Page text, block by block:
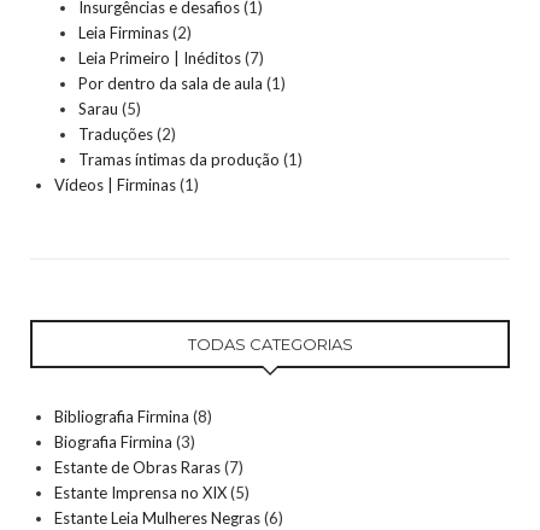
Insurgências e desafios(1)
Leia Firminas(2)
Leia Primeiro | Inéditos(7)
Por dentro da sala de aula (1)
Sarau (5)
Traduções(2)
Tramas íntimas da produção (1)
Vídeos | Firminas(1)
TODAS CATEGORIAS
Bibliografia Firmina (8)
Biografia Firmina (3)
Estante de Obras Raras(7)
Estante Imprensa no XIX(5)
Estante Leia Mulheres Negras(6)